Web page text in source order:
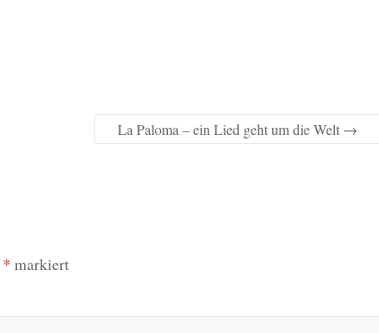
La Paloma – ein Lied geht um die Welt →
* markiert